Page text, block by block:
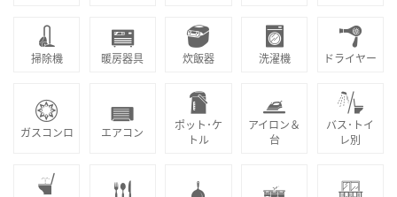
掃除機 暖房器具 炊飯器 洗濯機 ドライヤー
ガスコンロ エアコン
ポット･ケ
トル
アイロン＆
台
バス･トイ
レ別